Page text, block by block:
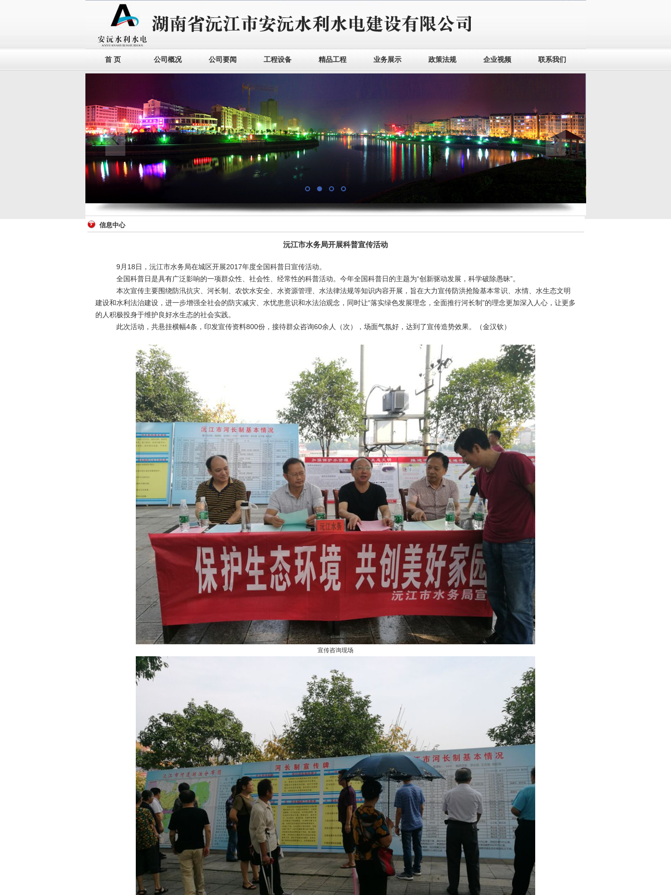
首 页 公司概况 公司要闻 工程设备 精品工程 业务展示 政策法规 企业视频 联系我们
信息中心
沅江市水务局开展科普宣传活动
9月18日，沅江市水务局在城区开展2017年度全国科普日宣传活动。
全国科普日是具有广泛影响的一项群众性、社会性、经常性的科普活动。今年全国科普日的主题为“创新驱动发展 ，科学破除愚昧”。
本次宣传主要围绕防汛抗灾、河长制、农饮水安全、水资源管理、水法律法规等知识内容开展，旨在大力宣传防洪抢险基本常识、水情、水生态文明
建设和水利法治建设，进一步增强全社会的防灾减灾、水忧患意识和水法治观念，同时让“落实绿色发展理念，全面推行河长制”的理念更加深入人心，让更多
的人积极投身于维护良好水生态的社会实践。
此次活动，共悬挂横幅4条，印发宣传资料800份，接待群众咨询60余人（次），场面气氛好，达到了宣传造势效果。（金汉钦）
宣传咨询现场